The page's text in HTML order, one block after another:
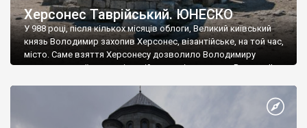
Херсонес Таврійський. ЮНЕСКО
У 988 році, після кількох місяців облоги, Великий київський
князь Володимир захопив Херсонес, візантійське, на той час,
місто. Саме взяття Херсонесу дозволило Володимиру
диктувати свої умови візантійському імператору Василю ІІ, та
Херсонесі Володимир-язичник, став Василем-християнином.
А потім було Хрещення Русі. На честь Херсонесу Таврійського